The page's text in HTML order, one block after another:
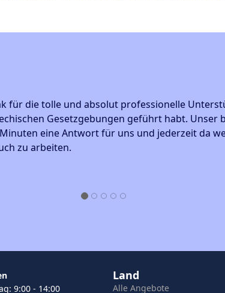
die tolle und absolut professionelle
Gesetzgebungen geführt habt. Unser
eine Antwort für uns und jederzeit da
zu arbeiten.
9:00 - 14:00
Land
Alle Angebote